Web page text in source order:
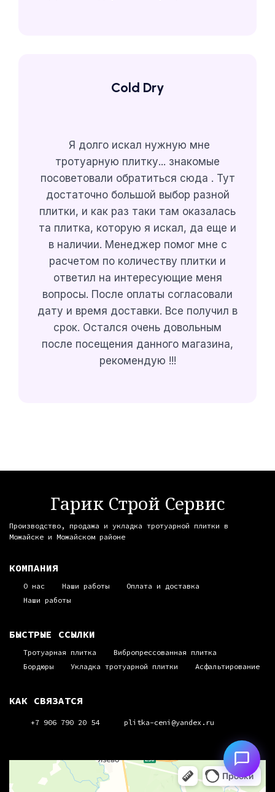
Cold Dry
Я долго искал нужную мне
тротуарную плитку... знакомые
посоветовали обратиться сюда . Тут
достаточно большой выбор разной
плитки, и как раз таки там оказалась
та плитка, которую я искал, да еще и
вналичии. Менеджер помог мне с
расчетом по количеству плитки и
ответил на интересующие меня
вопросы. После оплаты согласовали
дату и время доставки. Все получил в
срок. Остался очень довольным
после посещения данного магазина,
рекомендую !!!
Гарик Строй Сервис
Производство, продажа и укладка тротуарной плитки в
Можайске и Можайском районе
КОМПАНИЯ
О нас Наши работы
Оплата и доставка
Наши работы
БЫСТРЫЕ ССЫЛКИ
Тротуарная плитка
Вибропрессованная плитка
Бордюры
Укладка тротуарной плитки Асфальтирование
КАК СВЯЗАТСЯ
+7 906 790 20 54 plitka-ceni@yandex.ru